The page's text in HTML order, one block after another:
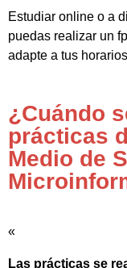
Estudiar online o a
puedas realizar un
adapte a tus
¿Cuándo
prácticas
Medio de
«
Las prácticas se